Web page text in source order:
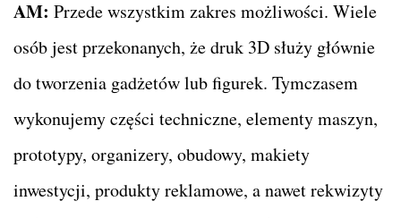
AM: Przede wszystkim zakres możliwości. Wiele
osób jest przekonanych, że druk 3D służy głównie
do tworzenia gadżetów lub figurek. Tymczasem
wykonujemy części techniczne, elementy maszyn,
prototypy, organizery, obudowy, makiety
inwestycji, produkty reklamowe, a nawet rekwizyty